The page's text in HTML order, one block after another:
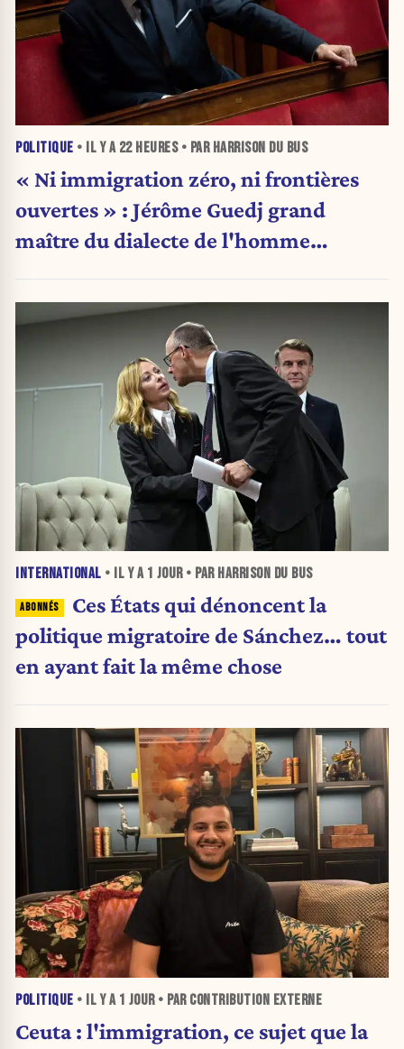
POLITIQUE • IL Y A 22 HEURES• PAR HARRISON DU BUS
« Ni immigration zéro, ni frontières
ouvertes » : Jérôme Guedj grand
maître du dialecte de l'homme
INTERNATIONAL • IL Y A 1 JOUR• PAR HARRISON DU BUS
Ces États qui dénoncent la
politique migratoire de Sánchez… tout
en ayant fait la même chose
POLITIQUE • IL Y A 1 JOUR• PAR CONTRIBUTION EXTERNE
Ceuta : l'immigration, ce sujet que la